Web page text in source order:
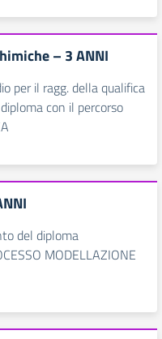
– 3 ANNI
per il ragg. della qualifica
con il percorso
del diploma
MODELLAZIONE